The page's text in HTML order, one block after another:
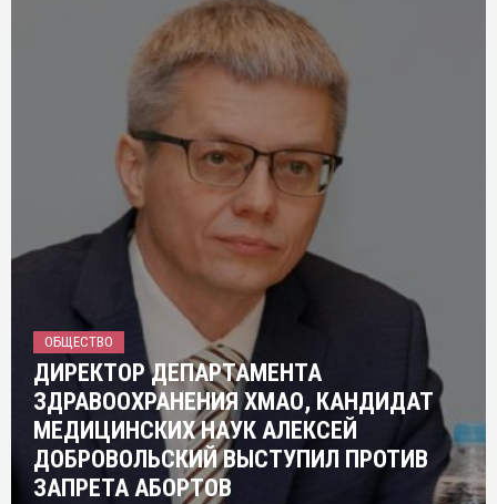
ОБЩЕСТВО
ДИРЕКТОР ДЕПАРТАМЕНТА
ЗДРАВООХРАНЕНИЯ ХМАО, КАНДИДАТ
МЕДИЦИНСКИХ НАУК АЛЕКСЕЙ
ДОБРОВОЛЬСКИЙ ВЫСТУПИЛ ПРОТИВ
ЗАПРЕТА АБОРТОВ